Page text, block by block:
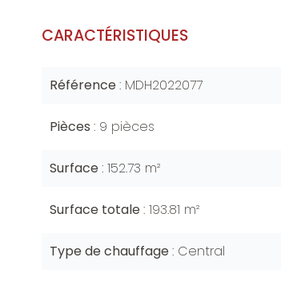
CARACTÉRISTIQUES
Référence MDH2022077
Pièces 9 pièces
Surface 152.73 m²
Surface totale 193.81 m²
Type de chauffage Central